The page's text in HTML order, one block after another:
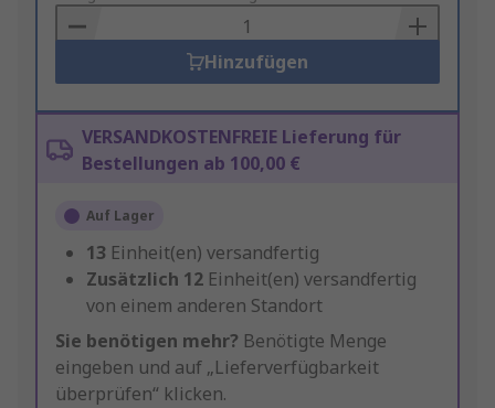
Basket
Hinzufügen
VERSANDKOSTENFREIE Lieferung für
Bestellungen ab 100,00 €
Auf Lager
13 Einheit(en) versandfertig
Zusätzlich 12 Einheit(en) versandfertig
von einem anderen Standort
Sie benötigen mehr? Benötigte Menge
eingeben und auf „Lieferverfügbarkeit
überprüfen“ klicken.